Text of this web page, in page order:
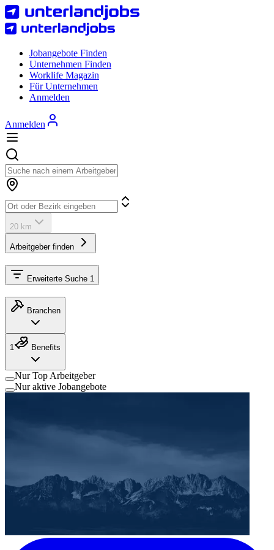
Jobangebote Finden
Unternehmen Finden
Worklife Magazin
Für Unternehmen
Anmelden
Anmelden
20 km
Arbeitgeber finden
Erweiterte Suche 1
Branchen
1 Benefits
Nur Top Arbeitgeber
Nur aktive Jobangebote